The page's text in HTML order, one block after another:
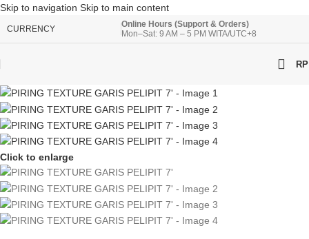
Skip to navigation Skip to main content
CURRENCY
Online Hours (Support & Orders)
Mon–Sat: 9 AM – 5 PM WITA/UTC+8
RP
Click to enlarge